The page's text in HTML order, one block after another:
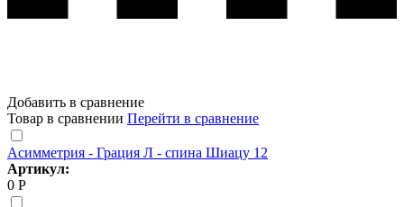
Добавить в сравнение
Товар в сравнении Перейти в сравнение
Асимметрия - Грация Л - спина Шиацу 12
Артикул:
0 Р